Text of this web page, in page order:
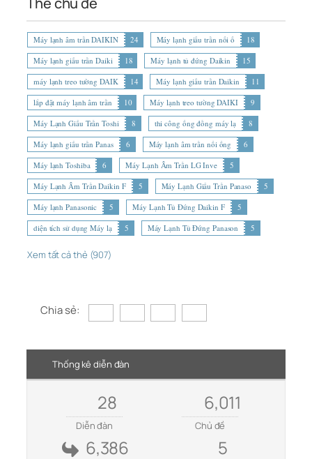
Máy lạnh âm trần DAIKIN 24 Máy lạnh giấu trần nối ố
18
Máy lạnh giấu trần Daiki
18 Máy lạnh tủ đứng Daikin
15
máy lạnh treo tường DAIK
14 Máy lạnh giấu trần Daikin
11
lắp đặt máy lạnh âm trần
10 Máy lạnh treo tường DAIKI
9
Máy Lạnh Giấu Trần Toshi
8 thi công ống đồng máy lạ
8
Máy lạnh giấu trần Panas
6 Máy lạnh âm trần nối ống
6
Máy lạnh Toshiba
6 Máy Lạnh Âm Trần LG Inve
5
Máy Lạnh Âm Trần Daikin F
5 Máy Lạnh Giấu Trần Panaso
5
Máy lạnh Panasonic
5 Máy Lạnh Tủ Đứng Daikin F
5
diện tích sử dụng Máy lạ
5 Máy Lạnh Tủ Đứng Panason 5
Xem tất cả thẻ (907)
Chia sẻ:
Thống kê diễn đàn
28
Diễn đàn
6,011
Chủ đề
6,386 5